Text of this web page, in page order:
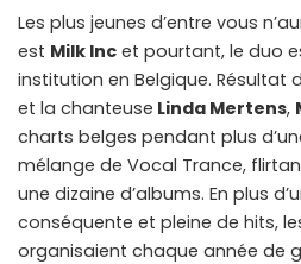
Les plus jeunes d’entre vous
est Milk Inc et pourtant, le duo
institution en Belgique. Résultat
et la chanteuse Linda Mertens,
charts belges pendant plus
mélange de Vocal Trance,
une dizaine d’albums. En plus
conséquente et pleine de hits,
organisaient chaque année de